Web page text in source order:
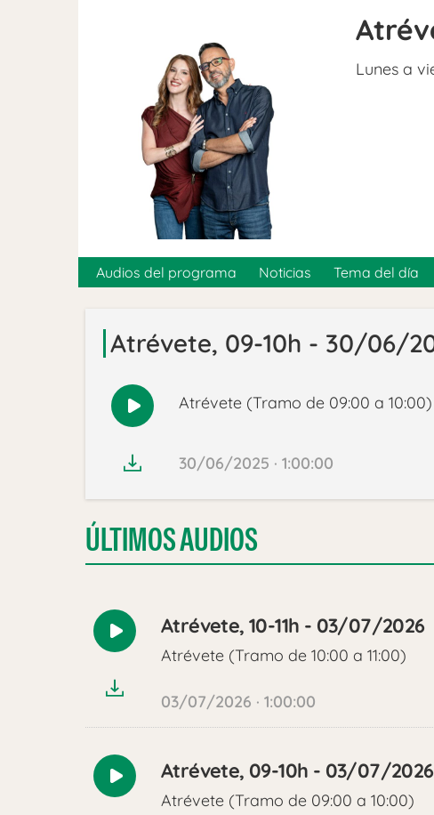
Lunes a
Audios del programa Noticias Tema del día
Atrévete, 09-10h - 30/06/
Reproducir
Atrévete (Tramo de 09:00 a 10:00)
30/06/2025 · 1:00:00
ÚLTIMOS AUDIOS
Reproducir
Atrévete, 10-11h - 03/07/2026
Atrévete (Tramo de 10:00 a 11:00)
03/07/2026 · 1:00:00
Reproducir
Atrévete, 09-10h - 03/07/2026
Atrévete (Tramo de 09:00 a 10:00)